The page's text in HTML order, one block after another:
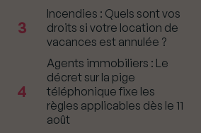
3
Incendies : Quels sont vos
droits si votre location de
vacances est annulée ?
4
Agents immobiliers : Le
décret sur la pige
téléphonique fixe les
règles applicables dès le 11
août